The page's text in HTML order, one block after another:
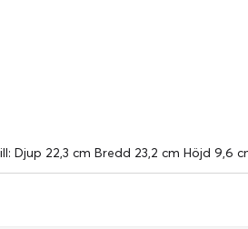
Djup 22,3 cm Bredd 23,2 cm Höjd 9,6